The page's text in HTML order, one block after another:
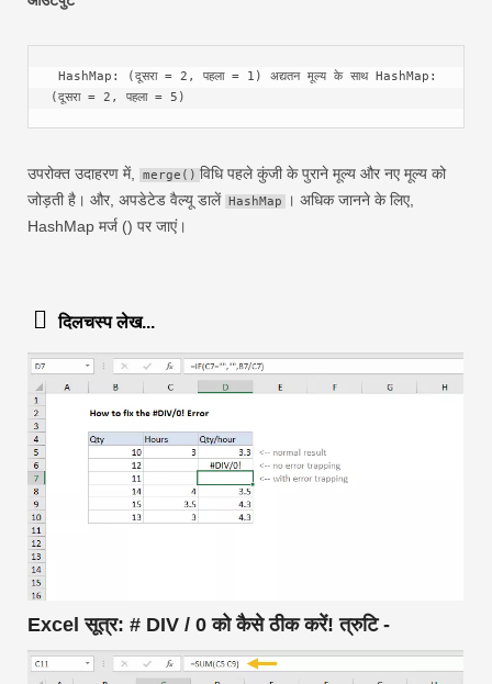
(दूसरा = 2, पहला = 5)
उपरोक्त उदाहरण में, merge() विधि पहले कुंजी के पुराने मूल्य और नए मूल्य को
जोड़ती है। और, अपडेटेड वैल्यू डालें HashMap
। अधिक जानने के लिए,
HashMap मर्ज () पर जाएं।
दिलचस्प लेख...
Excel सूत्र: # DIV / 0 को कैसे ठीक करें! त्रुटि -